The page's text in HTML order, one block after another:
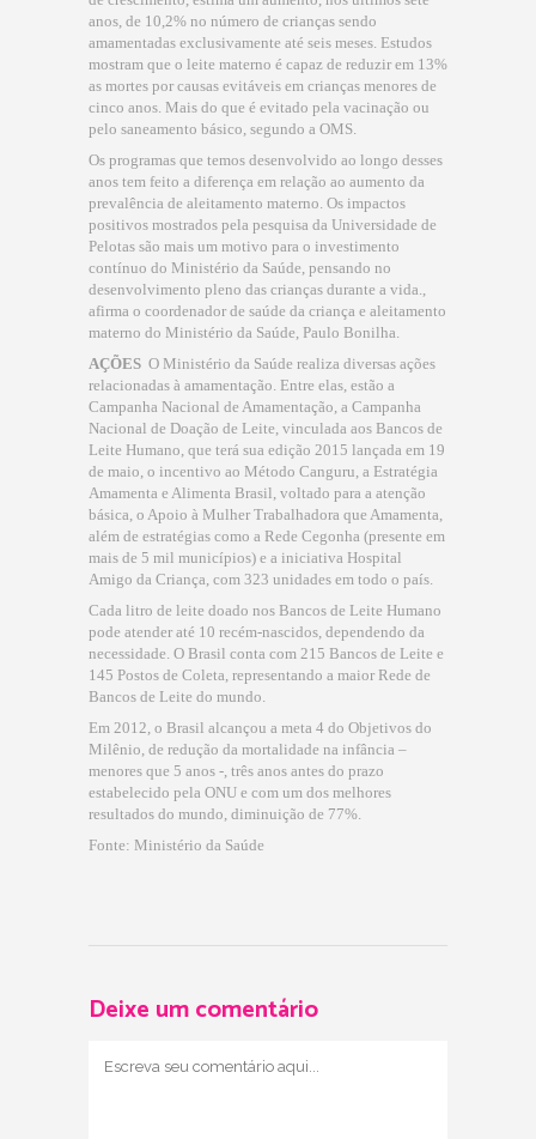
anos, de 10,2% no número de crianças sendo
amamentadas exclusivamente até seis meses. Estudos
mostram que o leite materno é capaz de reduzir em 13%
as mortes por causas evitáveis em crianças menores de
cinco anos. Mais do que é evitado pela vacinação ou
pelo saneamento básico, segundo a OMS.
Os programas que temos desenvolvido ao longo desses
anos tem feito a diferença em relação ao aumento da
prevalência de aleitamento materno. Os impactos
positivos mostrados pela pesquisa da Universidade de
Pelotas são mais um motivo para o investimento
contínuo do Ministério da Saúde, pensando no
desenvolvimento pleno das crianças durante a vida.,
afirma o coordenador de saúde da criança e aleitamento
materno do Ministério da Saúde, Paulo Bonilha.
AÇÕES  O Ministério da Saúde realiza diversas ações
relacionadas à amamentação. Entre elas, estão a
Campanha Nacional de Amamentação, a Campanha
Nacional de Doação de Leite, vinculada aos Bancos de
Leite Humano, que terá sua edição 2015 lançada em 19
de maio, o incentivo ao Método Canguru, a Estratégia
Amamenta e Alimenta Brasil, voltado para a atenção
básica, o Apoio à Mulher Trabalhadora que Amamenta,
além de estratégias como a Rede Cegonha (presente em
mais de 5 mil municípios) e a iniciativa Hospital
Amigo da Criança, com 323 unidades em todo o país.
Cada litro de leite doado nos Bancos de Leite Humano
pode atender até 10 recém-nascidos, dependendo da
necessidade. O Brasil conta com 215 Bancos de Leite e
145 Postos de Coleta, representando a maior Rede de
Bancos de Leite do mundo.
Em 2012, o Brasil alcançou a meta 4 do Objetivos do
Milênio, de redução da mortalidade na infância –
menores que 5 anos -, três anos antes do prazo
estabelecido pela ONU e com um dos melhores
resultados do mundo, diminuição de 77%.
Fonte: Ministério da Saúde
Deixe um comentário